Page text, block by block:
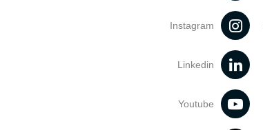
Instagram
Linkedin
Youtube